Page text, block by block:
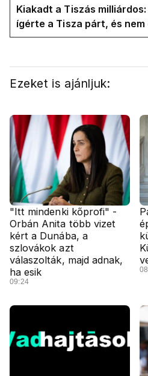
Kiakadt a Tiszás
ígérte a Tisza párt, és
Magyar Péter a
Ezeket is ajánljuk:
"Itt mindenki kőprofi" -
Orbán Anita több vizet
kért a Dunába, a
szlovákok azt
válaszolták, majd adnak,
ha esik
09:24